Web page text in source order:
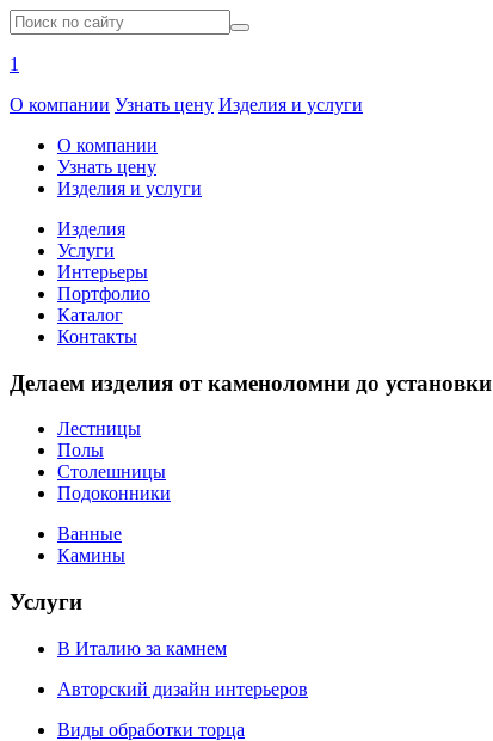
1
О компании Узнать цену Изделия и услуги
О компании
Узнать цену
Изделия и услуги
Изделия
Услуги
Интерьеры
Портфолио
Каталог
Контакты
Делаем изделия от каменоломни до установки
Лестницы
Полы
Столешницы
Подоконники
Ванные
Камины
Услуги
В Италию за камнем
Авторский дизайн интерьеров
Виды обработки торца